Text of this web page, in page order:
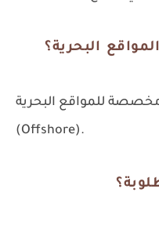
البحرية؟
للمواقع البحرية
(Offshore).